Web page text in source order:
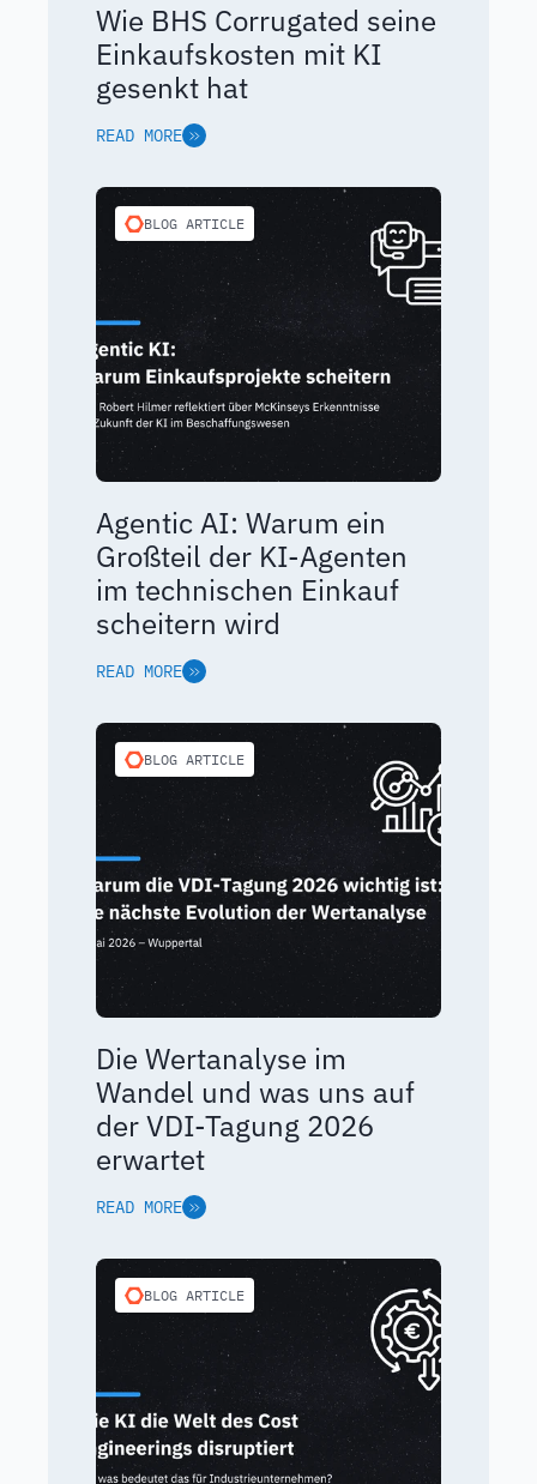
Wie BHS Corrugated seine
Einkaufskosten mit KI
gesenkt hat
READ MORE
BLOG ARTICLE
Agentic AI: Warum ein
Großteil der KI-Agenten
im technischen Einkauf
scheitern wird
READ MORE
BLOG ARTICLE
Die Wertanalyse im
Wandel und was uns auf
der VDI-Tagung 2026
erwartet
READ MORE
BLOG ARTICLE